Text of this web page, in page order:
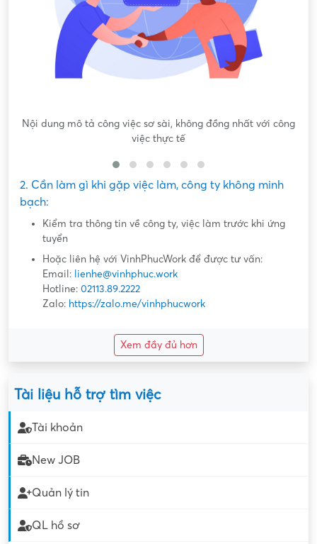
Nội dung mô tả công việc sơ sài, không đồng nhất với công
việc thực tế
2. Cần làm gì khi gặp việc làm, công ty không minh
bạch:
Kiểm tra thông tin về công ty, việc làm trước khi ứng
tuyển
Hoặc liên hệ với VinhPhucWork để được tư vấn:
Email: lienhe@vinhphuc.work
Hotline: 02113.89.2222
Zalo: https://zalo.me/vinhphucwork
Xem đầy đủ hơn
Tài liệu hỗ trợ tìm việc
Tài khoản
New JOB
Quản lý tin
QL hồ sơ